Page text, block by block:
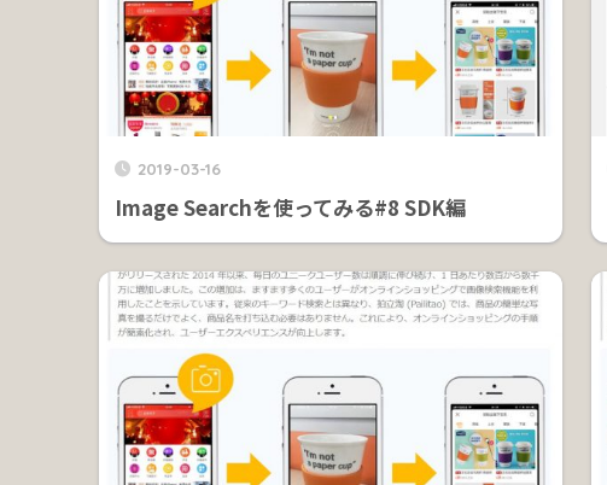
2019-03-16
Image Searchを使ってみる#8 SDK編